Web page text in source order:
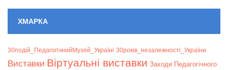
ХМАРКА
30подій_ПедагогічнийМузей_Україні 30років_незалежності_України
Bиставки Віртуальні виставки Заходи Педагогічного